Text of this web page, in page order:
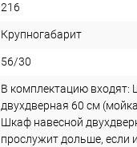
216
Крупногабарит
56/30
В комплектацию
двухдверная 60 см
Шкаф навесной
прослужит дольше, если